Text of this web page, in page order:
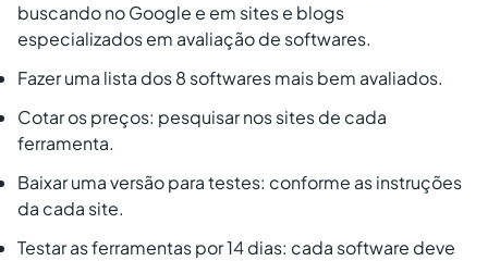
buscando no Google e em sites e blogs
especializados em avaliação de softwares.
Fazer uma lista dos 8 softwares mais bem avaliados.
Cotar os preços: pesquisar nos sites de cada
ferramenta.
Baixar uma versão para testes: conforme as instruções
da cada site.
Testar as ferramentas por 14 dias: cada software deve